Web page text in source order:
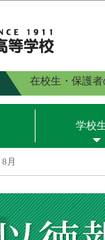
在校生・保護者
学校
8月